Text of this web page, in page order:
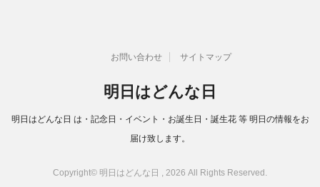
お問い合わせ サイトマップ
明日はどんな日
明日はどんな日 は・記念日・イベント・お誕生日・誕生花 等 明日の情報をお
届け致します。
Copyright© 明日はどんな日 , 2026 All Rights Reserved.